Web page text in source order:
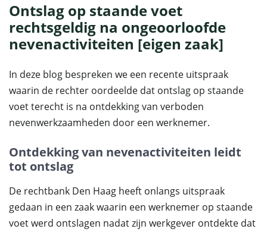
Ontslag op staande voet
rechtsgeldig na ongeoorloofde
nevenactiviteiten [eigen zaak]
In deze blog bespreken we een recente uitspraak
waarin de rechter oordeelde dat ontslag op staande
voet terecht is na ontdekking van verboden
nevenwerkzaamheden door een werknemer.
Ontdekking van nevenactiviteiten leidt
tot ontslag
De rechtbank Den Haag heeft onlangs uitspraak
gedaan in een zaak waarin een werknemer op staande
voet werd ontslagen nadat zijn werkgever ontdekte dat